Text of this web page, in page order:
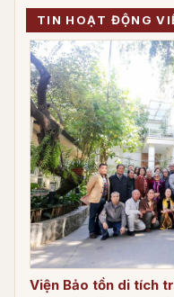
TIN HOẠT ĐỘNG
Viện Bảo tồn di tích